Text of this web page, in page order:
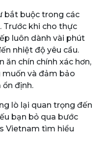
bắt buộc trong các
Trước khi cho thực
luôn dành vài phút
nhiệt độ yêu cầu.
ăn chín chính xác hơn,
và đảm bảo
định.
lò lại quan trọng đến
bạn bỏ qua bước
Vietnam tìm hiểu